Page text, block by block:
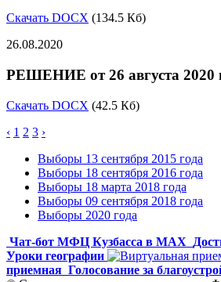
Скачать DOCX (134.5 Кб)
26.08.2020
РЕШЕНИЕ от 26 августа 2020
Скачать DOCX (42.5 Кб)
‹ 1 2 3 ›
Выборы 13 сентября 2015 года
Выборы 18 сентября 2016 года
Выборы 18 марта 2018 года
Выборы 09 сентября 2018 года
Выборы 2020 года
Чат-бот МФЦ Кузбасса в MAX
Уроки географии
приемная Голосование за